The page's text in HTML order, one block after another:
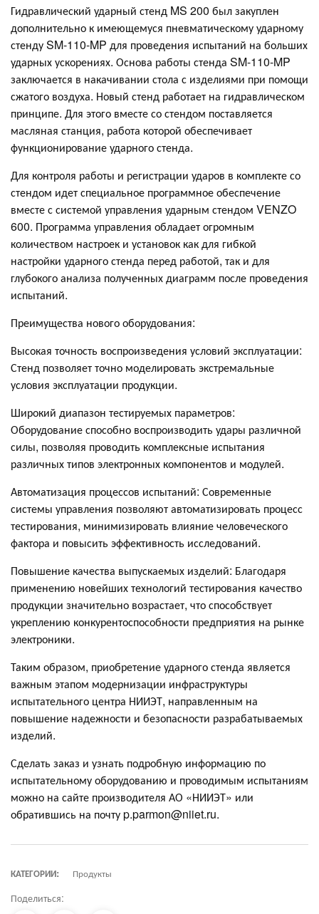
Гидравлический ударный стенд MS 200 был закуплен
дополнительно к имеющемуся пневматическому ударному
стенду SM-110-MP для проведения испытаний на больших
ударных ускорениях. Основа работы стенда SM-110-MP
заключается в накачивании стола с изделиями при помощи
сжатого воздуха. Новый стенд работает на гидравлическом
принципе. Для этого вместе со стендом поставляется
масляная станция, работа которой обеспечивает
функционирование ударного стенда.
Для контроля работы и регистрации ударов в комплекте со
стендом идет специальное программное обеспечение
вместе с системой управления ударным стендом VENZO
600. Программа управления обладает огромным
количеством настроек и установок как для гибкой
настройки ударного стенда перед работой, так и для
глубокого анализа полученных диаграмм после проведения
испытаний.
Преимущества нового оборудования:
Высокая точность воспроизведения условий эксплуатации:
Стенд позволяет точно моделировать экстремальные
условия эксплуатации продукции.
Широкий диапазон тестируемых параметров:
Оборудование способно воспроизводить удары различной
силы, позволяя проводить комплексные испытания
различных типов электронных компонентов и модулей.
Автоматизация процессов испытаний: Современные
системы управления позволяют автоматизировать процесс
тестирования, минимизировать влияние человеческого
фактора и повысить эффективность исследований.
Повышение качества выпускаемых изделий: Благодаря
применению новейших технологий тестирования качество
продукции значительно возрастает, что способствует
укреплению конкурентоспособности предприятия на рынке
электроники.
Таким образом, приобретение ударного стенда является
важным этапом модернизации инфраструктуры
испытательного центра НИИЭТ, направленным на
повышение надежности и безопасности разрабатываемых
изделий.
Сделать заказ и узнать подробную информацию по
испытательному оборудованию и проводимым испытаниям
можно на сайте производителя АО «НИИЭТ» или
обратившись на почту p.parmon@niiet.ru.
КАТЕГОРИИ: Продукты
Поделиться: